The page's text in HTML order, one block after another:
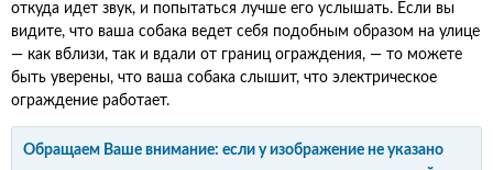
откуда идет звук, и попытаться лучше его услышать. Если вы
видите, что ваша собака ведет себя подобным образом на улице
— как вблизи, так и вдали от границ ограждения, — то можете
быть уверены, что ваша собака слышит, что электрическое
ограждение работает.
Обращаем Ваше внимание: если у изображение не указано